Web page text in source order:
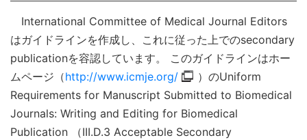
International Committee of Medical Journal Editors
はガイドラインを作成し、これに従った上でのsecondary
publicationを容認しています。 このガイドラインはホー
ムページ（http://www.icmje.org/
）のUniform
Requirements for Manuscript Submitted to Biomedical
Journals: Writing and Editing for Biomedical
Publication （III.D.3 Acceptable Secondary